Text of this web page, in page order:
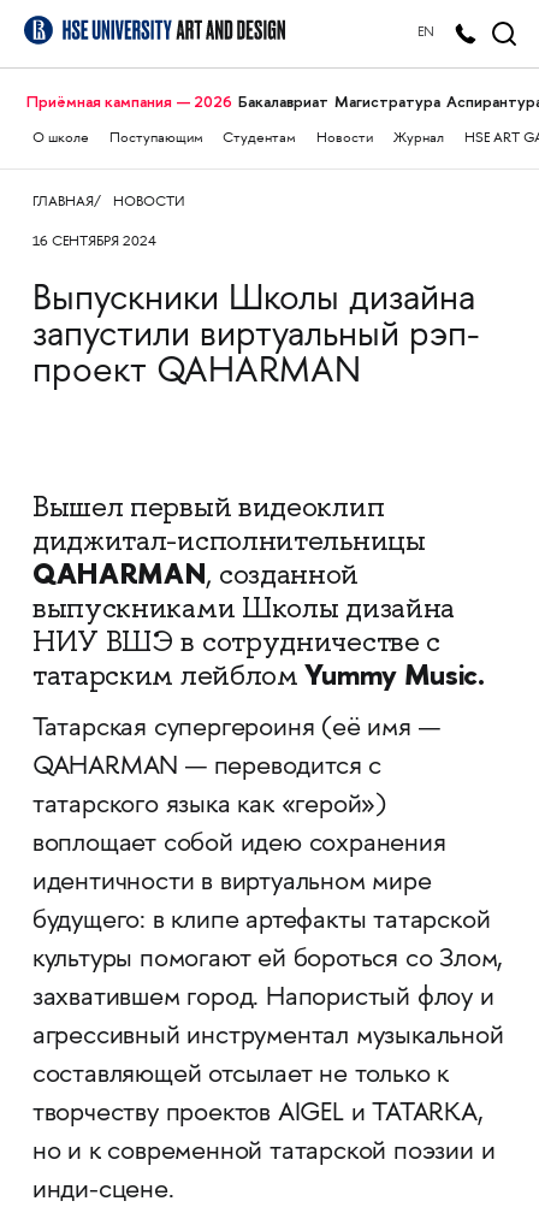
EN
Приёмная кампания — 2026 Бакалавриат Магистратура
О школе Поступающим Студентам Новости Журнал HSE ART
ГЛАВНАЯ НОВОСТИ
16 СЕНТЯБРЯ 2024
Выпускники Школы дизайна
запустили виртуальный рэп-
проект QAHARMAN
Вышел первый видеоклип
диджитал-исполнительницы
QAHARMAN, созданной
выпускниками Школы дизайна
НИУ ВШЭ в сотрудничестве с
татарским лейбломYummy Music.
Татарская супергероиня (её имя —
QAHARMAN — переводится с
татарского языка как «герой»)
воплощает собой идею сохранения
идентичности в виртуальном мире
будущего: в клипе артефакты татарской
культуры помогают ей бороться со Злом,
захватившем город. Напористый флоу и
агрессивный инструментал музыкальной
составляющей отсылает не только к
творчеству проектов AIGEL и TATARKA,
но и к современной татарской поэзии и
инди-сцене.